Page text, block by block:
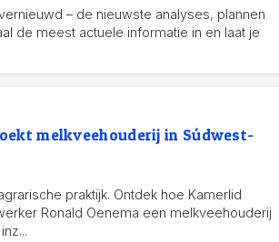
– de nieuwste analyses, plannen
de meest actuele informatie in en laat je
melkveehouderij in Súdwest-
praktijk. Ontdek hoe Kamerlid
Ronald Oenema een melkveehouderij